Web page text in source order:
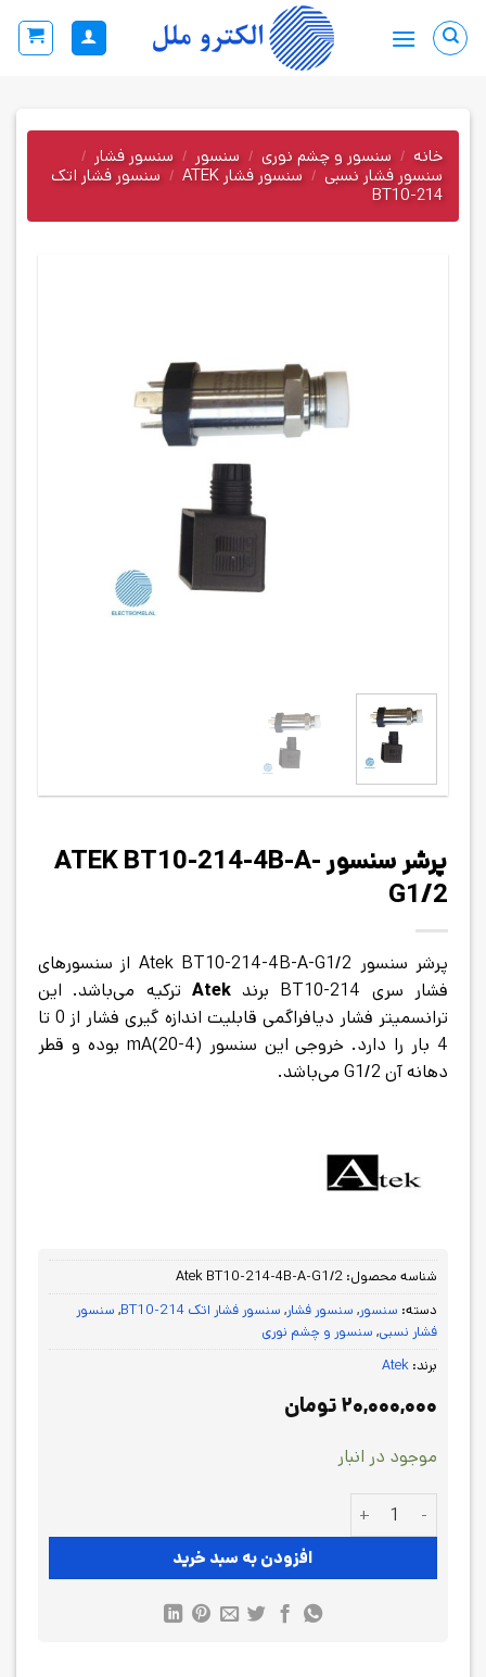
خانه / سنسور و چشم نوری / سنسور / سنسور فشار /
سنسور فشار نسبی / سنسور فشار ATEK / سنسور فشار اتک
BT10-214
پرشر سنسور ATEK BT10-214-4B-A-
G1/2
پرشر سنسور Atek BT10-214-4B-A-G1/2 از سنسورهای
فشار سری BT10-214 برند
Atek ترکیه می‌باشد. این
ترانسمیتر فشار دیافراگمی قابلیت اندازه گیری فشار از 0 تا
4 بار را دارد. خروجی این سنسور (4-20)mA بوده و قطر
دهانه آن G1/2 می‌باشد.
شناسه محصول: Atek BT10-214-4B-A-G1/2
دسته: سنسور, سنسور فشار, سنسور فشار اتک BT10-214 , سنسور
فشار نسبی, سنسور و چشم نوری
برند: Atek
۲۰,۰۰۰,۰۰۰تومان
موجود در انبار
پرشر سنسور Atek BT10-214-4B-A-G1/2 عدد
افزودن به سبد خرید